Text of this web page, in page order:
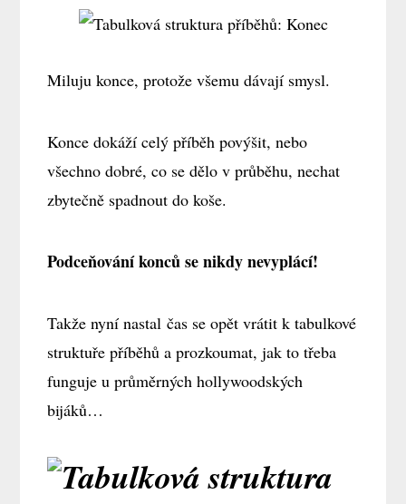
Miluju konce, protože všemu dávají smysl.
Konce dokáží celý příběh povýšit, nebo
všechno dobré, co se dělo v průběhu, nechat
zbytečně spadnout do koše.
Podceňování konců se nikdy nevyplácí!
Takže nyní nastal čas se opět vrátit k tabulkové
struktuře příběhů a prozkoumat, jak to třeba
funguje u průměrných hollywoodských
bijáků…